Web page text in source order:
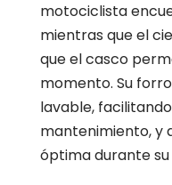
motociclista
mientras que el
que el casco
momento. Su
lavable,
mantenimiento, y
óptima durante su